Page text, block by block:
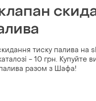
тиску палива на
- 10 грн. Купуйте
разом з Шафа!